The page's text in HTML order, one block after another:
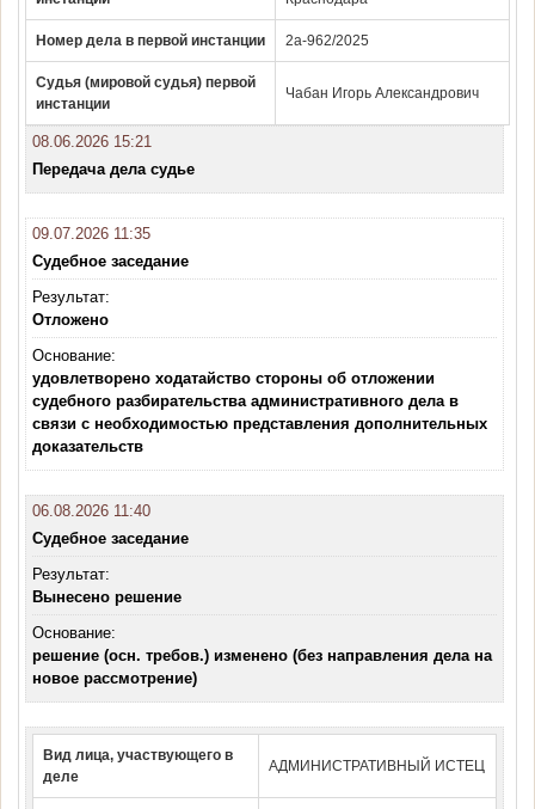
Номер дела в первой инстанции 2а-962/2025
Судья (мировой судья) первой
инстанции
Чабан Игорь Александрович
08.06.2026 15:21
Передача дела судье
09.07.2026 11:35
Судебное заседание
Результат:
Отложено
Основание:
удовлетворено ходатайство стороны об отложении
судебного разбирательства административного дела в
связи с необходимостью представления дополнительных
доказательств
06.08.2026 11:40
Судебное заседание
Результат:
Вынесено решение
Основание:
решение (осн. требов.) изменено (без направления дела на
новое рассмотрение)
Вид лица, участвующего в
деле
АДМИНИСТРАТИВНЫЙ ИСТЕЦ